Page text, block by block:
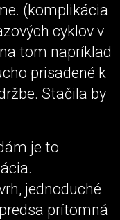
(komplikácia
cyklov v
tom napríklad
prisadené k
Stačila by
je to
jednoduché
prítomná